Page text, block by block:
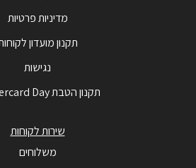
מדיניות פרטיות
תקנון מועדון
נגישות
תקנון הטבת Mastercard Day
שירות לקוחות
משלוחים